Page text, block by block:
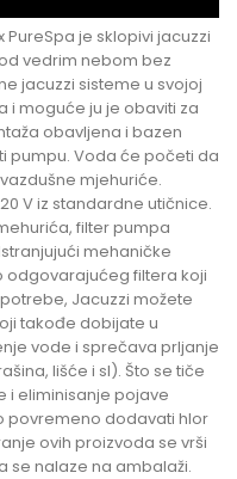
je sklopivi jacuzzi
vedrim nebom bez
jacuzzi sisteme u svojoj
i moguće ju je obaviti za
obavljena i bazen
pumpu. Voda će početi da
mjehuriće.
V iz standardne utičnice.
filter pumpa
mehaničke
odgovarajućeg filtera koji
Jacuzzi možete
takođe dobijate u
vode i sprečava prljanje
lišće i sl). Što se tiče
i eliminisanje pojave
povremeno dodavati hlor
ovih proizvoda se vrši
se nalaze na ambalaži.